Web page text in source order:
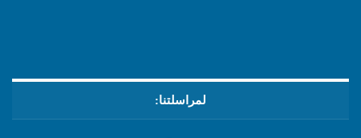
لمراسلتنا: